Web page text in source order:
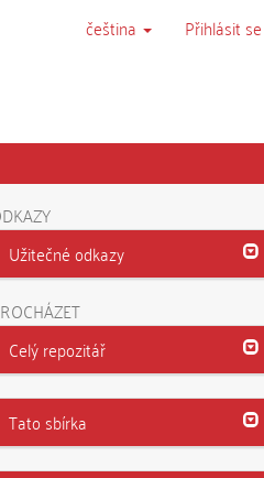
čeština Přihlásit se
Užitečné odkazy
Celý repozitář
Tato sbírka